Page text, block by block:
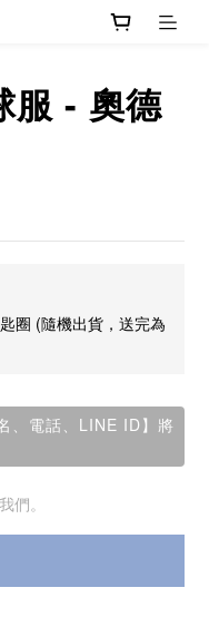
服 - 奧德
圈 (隨機出貨，送完為
、電話、LINE ID】將
們。